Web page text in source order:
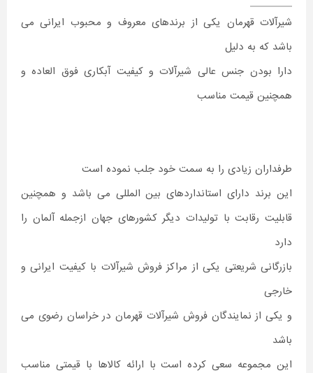
شیرآلات قهرمان یکی از برندهای معروف و محبوب ایرانی می
باشد که به دلیل
دارا بودن جنس عالی شیرآلات و کیفیت آبکاری فوق العاده و
همچنین قیمت مناسب
طرفداران زیادی را به سمت خود جلب نموده است
این برند دارای استانداردهای بین المللی می باشد و همچنین
قابلیت رقابت با تولیدات دیگر کشورهای جهان ازجمله آلمان را
دارد
بازرگانی شریعتی یکی از مراکز فروش شیرآلات با کیفیت ایرانی و
خارجی
و یکی از نمایندگان فروش شیرآلات قهرمان در خراسان رضوی می
باشد
این مجموعه سعی کرده است با ارائه کالاها با قیمتی مناسب